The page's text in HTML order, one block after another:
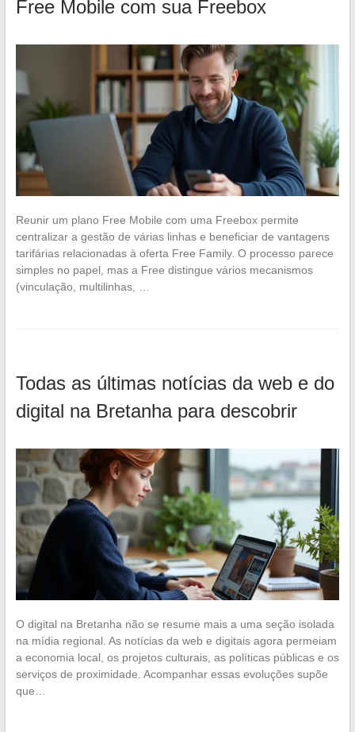
Free Mobile com sua Freebox
Reunir um plano Free Mobile com uma Freebox permite
centralizar a gestão de várias linhas e beneficiar de vantagens
tarifárias relacionadas à oferta Free Family. O processo parece
simples no papel, mas a Free distingue vários mecanismos
(vinculação, multilinhas, …
Todas as últimas notícias da web e do
digital na Bretanha para descobrir
O digital na Bretanha não se resume mais a uma seção isolada
na mídia regional. As notícias da web e digitais agora permeiam
a economia local, os projetos culturais, as políticas públicas e os
serviços de proximidade. Acompanhar essas evoluções supõe
que…